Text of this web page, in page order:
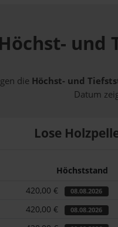
Höchst- und
die Höchst- und
Datum
Lose
Höchststand
420,00 € 08.08.2026
420,00 € 08.08.2026